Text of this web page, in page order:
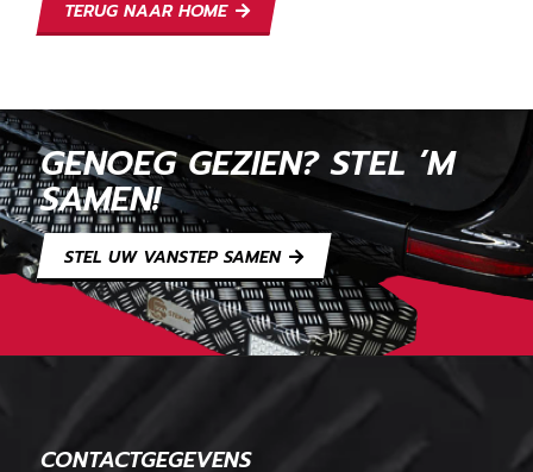
TERUG NAAR HOME
GENOEG GEZIEN? STEL ’M
SAMEN!
STEL UW VANSTEP SAMEN
CONTACTGEGEVENS